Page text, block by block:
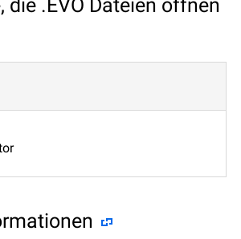
die .EVO Dateien öffnen